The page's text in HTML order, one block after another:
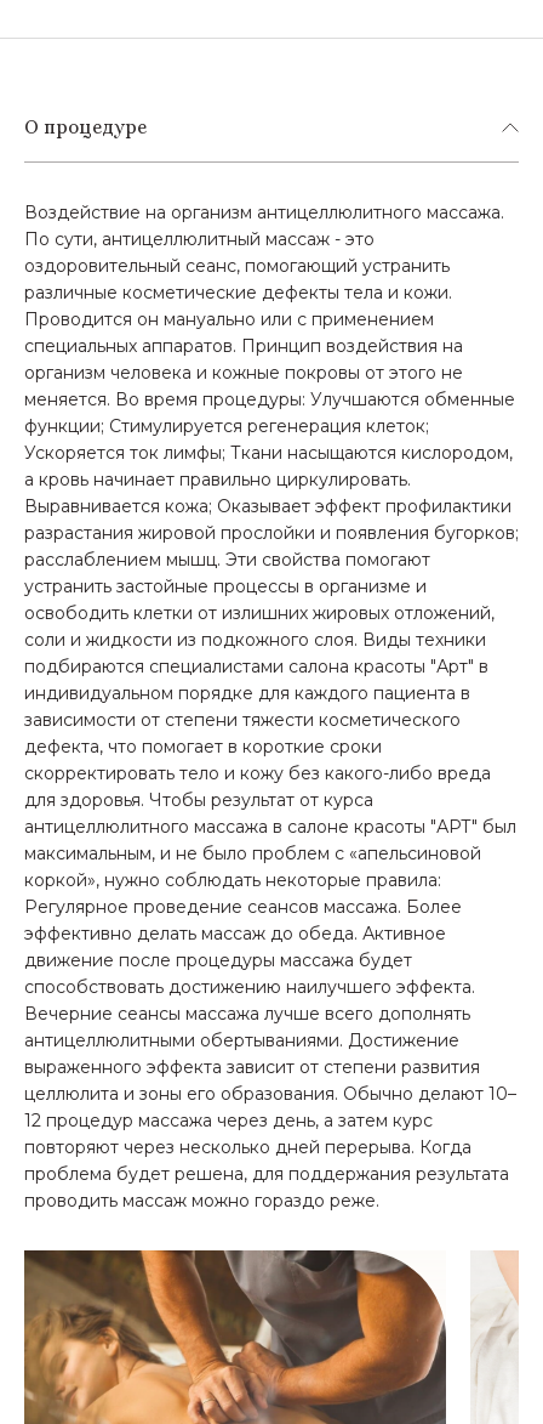
О процедуре
Воздействие на организм антицеллюлитного массажа.
По сути, антицеллюлитный массаж - это
оздоровительный сеанс, помогающий устранить
различные косметические дефекты тела и кожи.
Проводится он мануально или с применением
специальных аппаратов. Принцип воздействия на
организм человека и кожные покровы от этого не
меняется. Во время процедуры: Улучшаются обменные
функции; Стимулируется регенерация клеток;
Ускоряется ток лимфы; Ткани насыщаются кислородом,
а кровь начинает правильно циркулировать.
Выравнивается кожа; Оказывает эффект профилактики
разрастания жировой прослойки и появления бугорков;
расслаблением мышц. Эти свойства помогают
устранить застойные процессы в организме и
освободить клетки от излишних жировых отложений,
соли и жидкости из подкожного слоя. Виды техники
подбираются специалистами салона красоты "Арт" в
индивидуальном порядке для каждого пациента в
зависимости от степени тяжести косметического
дефекта, что помогает в короткие сроки
скорректировать тело и кожу без какого-либо вреда
для здоровья. Чтобы результат от курса
антицеллюлитного массажа в салоне красоты "АРТ" был
максимальным, и не было проблем с «апельсиновой
коркой», нужно соблюдать некоторые правила:
Регулярное проведение сеансов массажа. Более
эффективно делать массаж до обеда. Активное
движение после процедуры массажа будет
способствовать достижению наилучшего эффекта.
Вечерние сеансы массажа лучше всего дополнять
антицеллюлитными обертываниями. Достижение
выраженного эффекта зависит от степени развития
целлюлита и зоны его образования. Обычно делают 10–
12 процедур массажа через день, а затем курс
повторяют через несколько дней перерыва. Когда
проблема будет решена, для поддержания результата
проводить массаж можно гораздо реже.